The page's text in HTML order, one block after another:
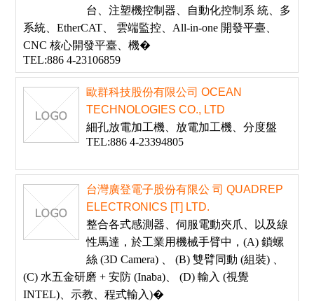
台、注塑機控制器、自動化控制系 統、多
系統、EtherCAT、 雲端監控、All-in-one 開發平臺、
CNC 核心開發平臺、機�
TEL:886 4-23106859
歐群科技股份有限公司 OCEAN
TECHNOLOGIES CO., LTD
細孔放電加工機、放電加工機、分度盤
TEL:886 4-23394805
台灣廣登電子股份有限公 司 QUADREP
ELECTRONICS [T] LTD.
整合各式感測器、伺服電動夾爪、以及線
性馬達，於工業用機械手臂中，(A) 鎖螺
絲 (3D Camera) 、 (B) 雙臂同動 (組裝) 、
(C) 水五金研磨 + 安防 (Inaba)、 (D) 輸入 (視覺
INTEL)、示教、程式輸入)�